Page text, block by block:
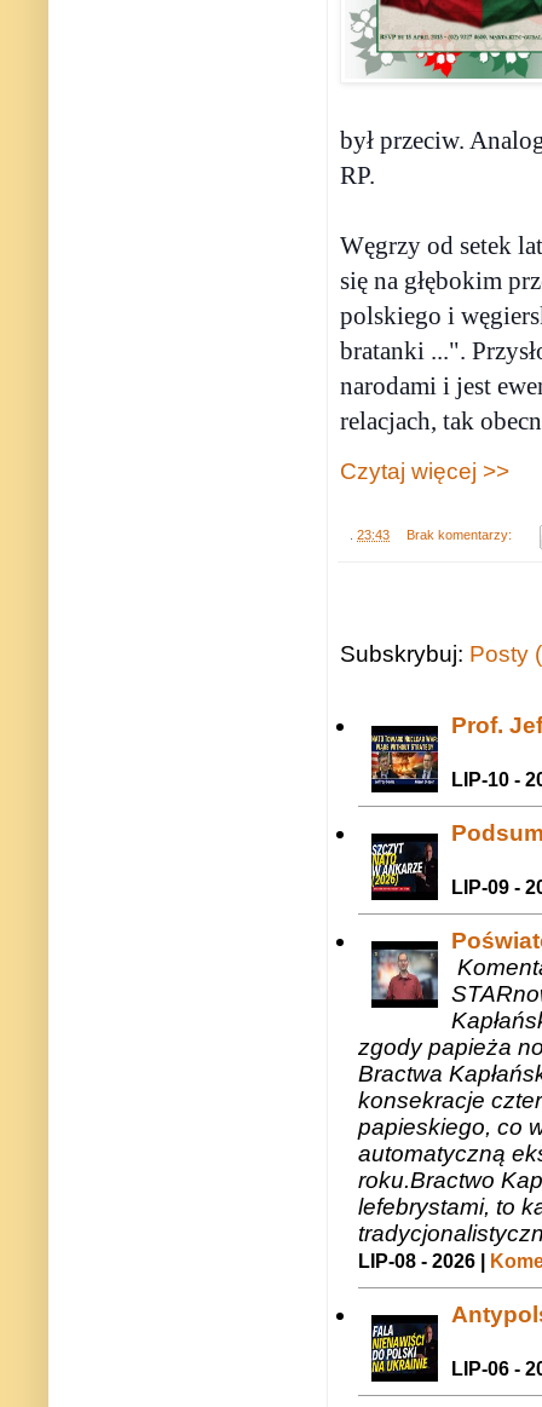
był przeciw.
RP.
Węgrzy od setek
się na głębokim
polskiego i
bratanki ...".
narodami i jest
relacjach, tak
Czytaj więcej >>
23:43 Brak komentarzy:
Subskrybuj: Posty
Prof.
LIP-10 -
LIP-09 -
zgody papieża
Bractwa
konsekracje
papieskiego, co
automatyczną
roku.Bractwo
lefebrystami, to
LIP-08 - 2026 |
LIP-06 -